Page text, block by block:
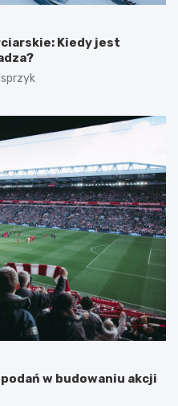
Kiedy jest
w budowaniu akcji